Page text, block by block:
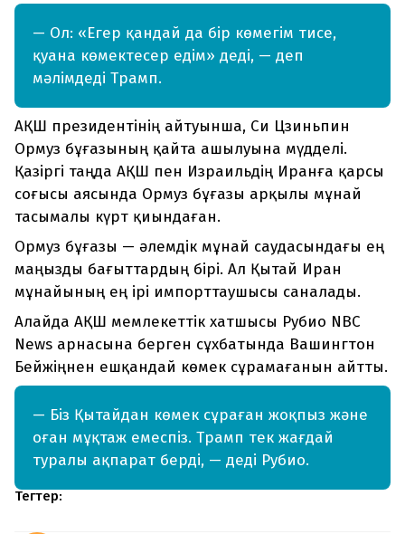
— Ол: «Егер қандай да бір көмегім тисе,
қуана көмектесер едім» деді, — деп
мәлімдеді Трамп.
АҚШ президентінің айтуынша, Си Цзиньпин
Ормуз бұғазының қайта ашылуына мүдделі.
Қазіргі таңда АҚШ пен Израильдің Иранға қарсы
соғысы аясында Ормуз бұғазы арқылы мұнай
тасымалы күрт қиындаған.
Ормуз бұғазы — әлемдік мұнай саудасындағы ең
маңызды бағыттардың бірі. Ал Қытай Иран
мұнайының ең ірі импорттаушысы саналады.
Алайда АҚШ мемлекеттік хатшысы Рубио NBC
News арнасына берген сұхбатында Вашингтон
Бейжіңнен ешқандай көмек сұрамағанын айтты.
— Біз Қытайдан көмек сұраған жоқпыз және
оған мұқтаж емеспіз. Трамп тек жағдай
туралы ақпарат берді, — деді Рубио.
Тегтер: